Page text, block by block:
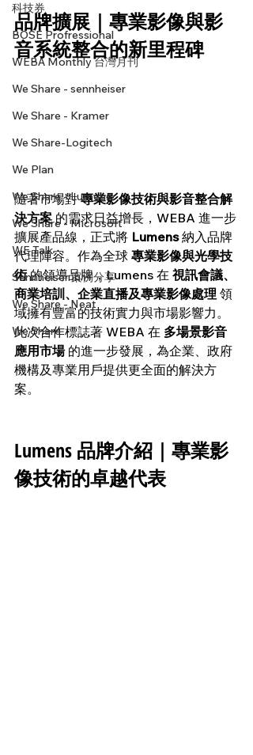
科技券
BOSE Profressional
WEBA Monthly 台灣月刊
We Share - sennheiser
We Share - Kramer
We Share-Logitech
We Plan
We Share - Lumens
We Share - Microsoft
WE Talk
Sennheiser 案例分享
We Share - Neat
We Share
品牌擴展｜專業影像與影
音系統整合的新里程碑
隨著市場對 專業影像技術與影音整合解
決方案 的需求日益增長，WEBA 進一步
擴展產品線，正式將 Lumens 納入品牌
代理陣容。作為全球 專業影像與光學技
術 的領導品牌，Lumens 在 視訊會議、
商業培訓、企業直播及專業影像處理 領
域擁有豐富的技術實力與市場影響力。
此次合作標誌著 WEBA 在 多場景影音
應用市場 的進一步發展，為企業、政府
機構及專業用戶提供更全面的解決方
案。
Lumens 品牌介紹｜專業影
像技術的卓越代表